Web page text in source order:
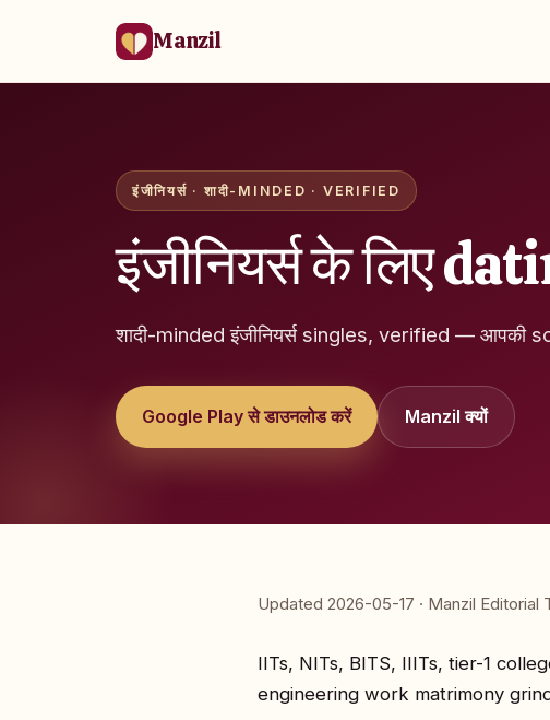
Manzil
इंजीनियर्स · शादी-MINDED · VERIFIED
इंजीनियर्स के लिए
शादी-minded इंजीनियर्स singles, verified — आपकी
Google Play से डाउनलोड करें Manzil क्यों
Updated 2026-05-17 · Manzil Editorial
IITs, NITs, BITS, IIITs, tier-1
engineering work matrimony grind